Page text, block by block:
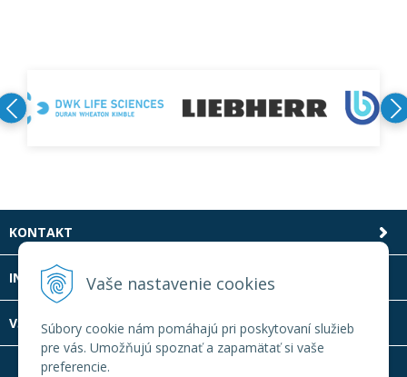
Vaše nastavenie cookies
Súbory cookie nám pomáhajú pri poskytovaní služieb
pre vás. Umožňujú spoznať a zapamätať si vaše
preferencie.
KONTAKT
INFOLINKA
VŠETKO O NÁKUPE